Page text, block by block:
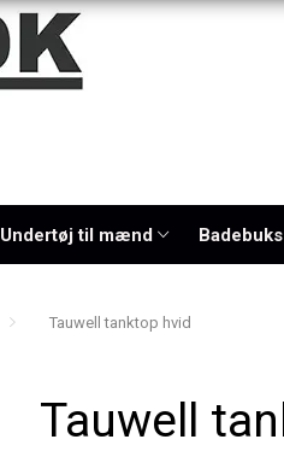
Undertøj til mænd
Tauwell tanktop hvid
Tauwell